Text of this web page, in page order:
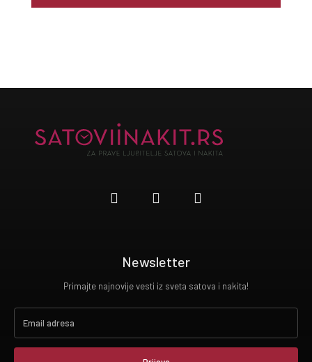
Newsletter
Primajte najnovije vesti iz sveta satova i nakita!